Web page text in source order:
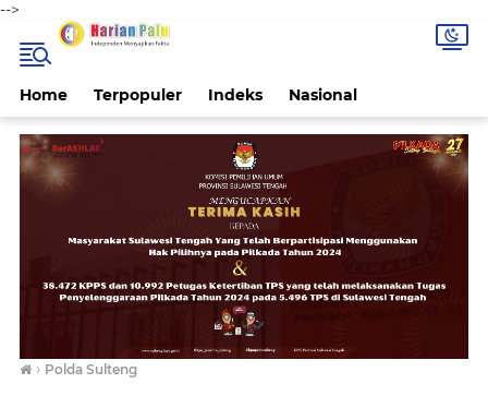
-->
Home Terpopuler Indeks Nasional
› Polda Sulteng